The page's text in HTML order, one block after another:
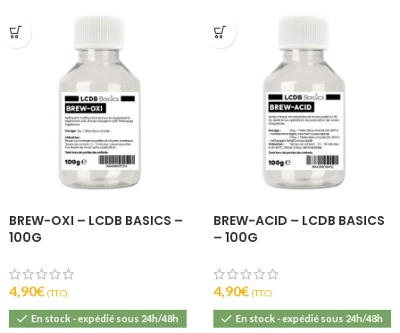
BREW-OXI – LCDB BASICS –
100G
4,90€ (T.T.C).
En stock - expédié sous 24h/48h
BREW-ACID – LCDB BASICS
– 100G
4,90€ (T.T.C).
En stock - expédié sous 24h/48h